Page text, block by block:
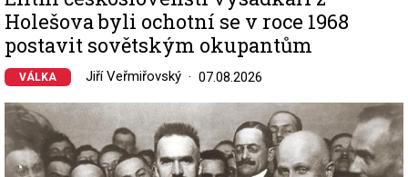
Holešova byli ochotní se v roce 1968
postavit sovětským okupantům
VÁLKA Jiří Veřmiřovský 07.08.2026
Image